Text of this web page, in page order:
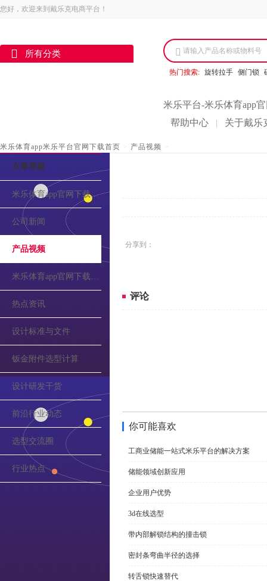
您好，欢迎来到戴乐克电商平台！
所有分类 请输入产品名称或物料号
热门搜索: 旋转拉手 侧门锁
米乐平台-米乐体育app
帮助中心
关于戴乐
米乐体育app米乐平台官网下载首页 > 产品视频 >
文章导航
米乐体育app官网下载的介绍
公司新闻
产品视频
米乐体育app官网下载的公告
热点资讯
设计标准与文件
钣金附件选型计算
设计研发干货
前沿行业动态
选型交流圈
行业热点
分享到：
评论
你可能喜欢
工商业储能一站式米乐平台的解决方案
储能领域创新应用
企业用户优势
3d在线选型
带内部解锁结构的撞击锁
密封条弯曲半径的选择
转舌锁快速替代